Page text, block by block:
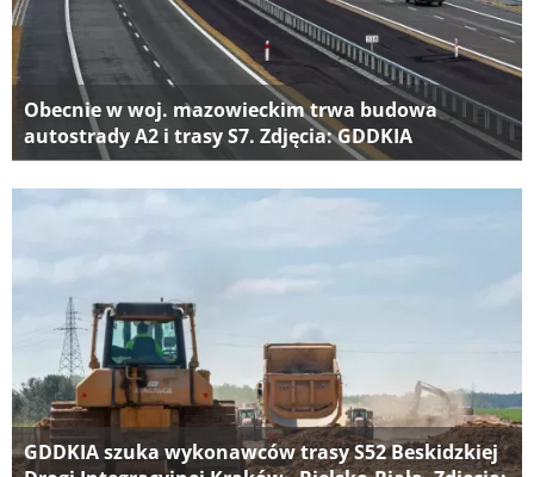
Obecnie w woj. mazowieckim trwa budowa
autostrady A2 i trasy S7. Zdjęcia: GDDKIA
GDDKIA szuka wykonawców trasy S52 Beskidzkiej